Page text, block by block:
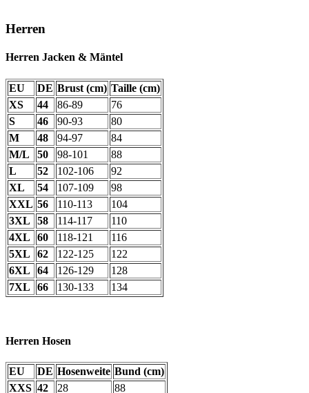
Herren
Herren Jacken & Mäntel
EU DE Brust (cm) Taille (cm)
XS
44 86-89
76
S
46 90-93
80
M
48 94-97
84
M/L
50 98-101
88
L
52 102-106
92
XL
54 107-109
98
XXL 56 110-113
104
3XL
58 114-117
110
4XL
60 118-121
116
5XL
62 122-125
122
6XL
64 126-129
128
7XL
66 130-133 134
Herren Hosen
EU DE Hosenweite Bund (cm)
XXS 42 28
88